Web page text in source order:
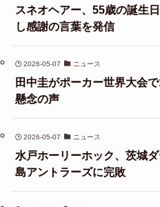
スネオヘアー、55歳の誕生
し感謝の言葉を発信
2026-05-07 ニュース
田中圭がポーカー世界大会
懸念の声
2026-05-07 ニュース
水戸ホーリーホック、茨城
島アントラーズに完敗